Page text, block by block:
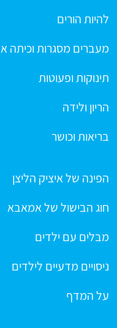
להיות הורים
מעברים מסגרות וכיתה א
תינוקות ופעוטות
הריון ולידה
בריאות וכושר
הפינה של איציק הליצן
חוג הבישול של אמאבא
מבלים עם ילדים
ניסויים מדעיים לילדים
על המדף